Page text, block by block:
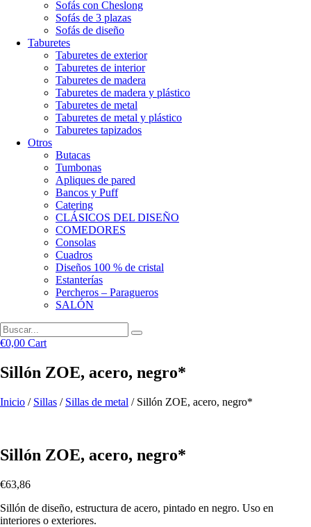
Sofás con Cheslong
Sofás de 3 plazas
Sofás de diseño
Taburetes
Taburetes de exterior
Taburetes de interior
Taburetes de madera
Taburetes de madera y plástico
Taburetes de metal
Taburetes de metal y plástico
Taburetes tapizados
Otros
Butacas
Tumbonas
Apliques de pared
Bancos y Puff
Catering
CLÁSICOS DEL DISEÑO
COMEDORES
Consolas
Cuadros
Diseños 100 % de cristal
Estanterías
Percheros – Paragueros
SALÓN
€0,00 Cart
Sillón ZOE, acero, negro*
Inicio / Sillas / Sillas de metal / Sillón ZOE, acero, negro*
Sillón ZOE, acero, negro*
€63,86
Sillón de diseño, estructura de acero, pintado en negro. Uso en
interiores o exteriores.